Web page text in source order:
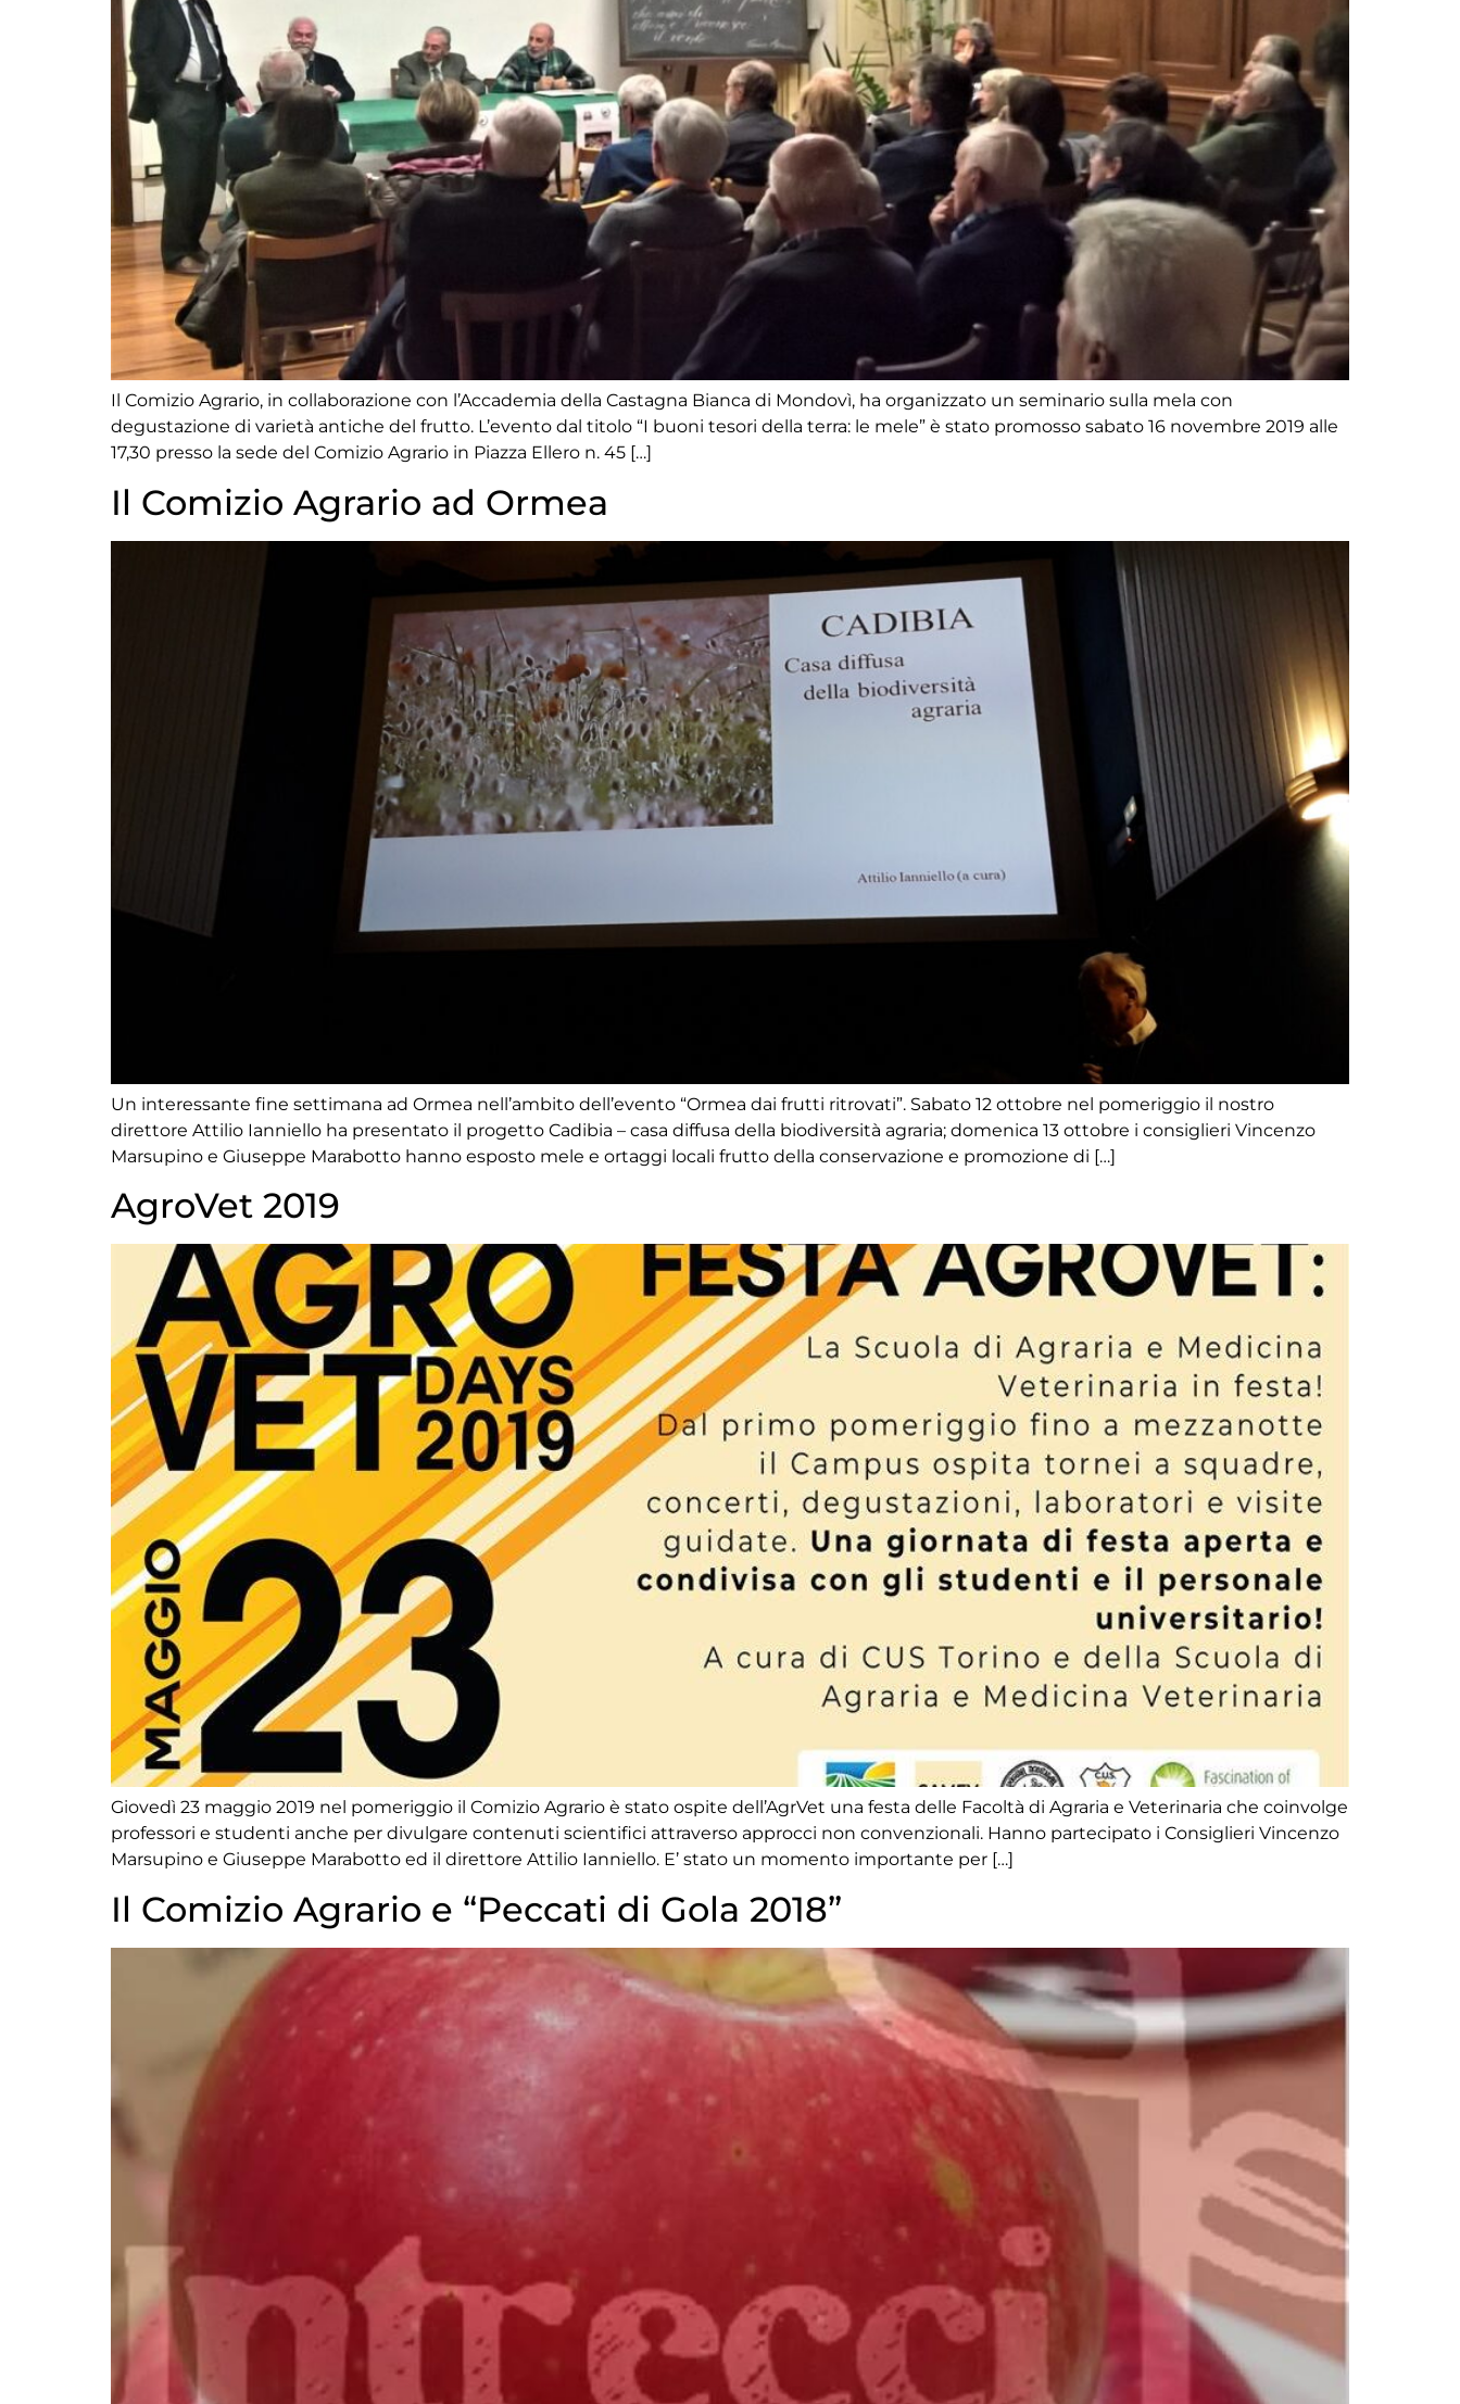
Il Comizio Agrario, in collaborazione con l’Accademia della Castagna Bianca di Mondovì, ha organizzato un seminario sulla mela con
degustazione di varietà antiche del frutto. L’evento dal titolo “I buoni tesori della terra: le mele” è stato promosso sabato 16 novembre 2019 alle
17,30 presso la sede del Comizio Agrario in Piazza Ellero n. 45 […]
Il Comizio Agrario ad Ormea
Un interessante fine settimana ad Ormea nell’ambito dell’evento “Ormea dai frutti ritrovati”. Sabato 12 ottobre nel pomeriggio il nostro
direttore Attilio Ianniello ha presentato il progetto Cadibia – casa diffusa della biodiversità agraria; domenica 13 ottobre i consiglieri Vincenzo
Marsupino e Giuseppe Marabotto hanno esposto mele e ortaggi locali frutto della conservazione e promozione di […]
AgroVet 2019
Giovedì 23 maggio 2019 nel pomeriggio il Comizio Agrario è stato ospite dell’AgrVet una festa delle Facoltà di Agraria e Veterinaria che coinvolge
professori e studenti anche per divulgare contenuti scientifici attraverso approcci non convenzionali. Hanno partecipato i Consiglieri Vincenzo
Marsupino e Giuseppe Marabotto ed il direttore Attilio Ianniello. E’ stato un momento importante per […]
Il Comizio Agrario e “Peccati di Gola 2018”